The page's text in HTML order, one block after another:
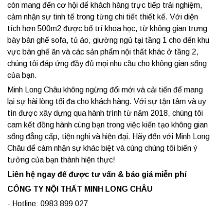
còn mang đến cơ hội để khách hàng trực tiếp trải nghiệm,
cảm nhận sự tinh tế trong từng chi tiết thiết kế. Với diện
tích hơn 500m2 được bố trí khoa học, từ không gian trưng
bày bàn ghế sofa, tủ áo, giường ngủ tại tầng 1 cho đến khu
vực bàn ghế ăn và các sản phẩm nội thất khác ở tầng 2,
chúng tôi đáp ứng đầy đủ mọi nhu cầu cho không gian sống
của bạn.
Minh Long Châu không ngừng đổi mới và cải tiến để mang
lại sự hài lòng tối đa cho khách hàng. Với sự tận tâm và uy
tín được xây dựng qua hành trình từ năm 2018, chúng tôi
cam kết đồng hành cùng bạn trong việc kiến tạo không gian
sống đẳng cấp, tiện nghi và hiện đại. Hãy đến với Minh Long
Châu để cảm nhận sự khác biệt và cùng chúng tôi biến ý
tưởng của bạn thành hiện thực!
Liên hệ ngay để được tư vấn & báo giá miễn phí
CÔNG TY NỘI THẤT MINH LONG CHÂU
- Hotline: 0983 899 027